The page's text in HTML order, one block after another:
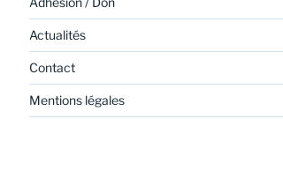
Actualités
Contact
Mentions légales